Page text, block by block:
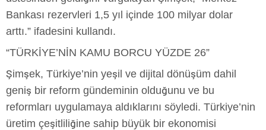
Bankası rezervleri 1,5 yıl içinde 100 milyar dolar
arttı.” ifadesini kullandı.
“TÜRKİYE’NİN KAMU BORCU YÜZDE 26”
Şimşek, Türkiye’nin yeşil ve dijital dönüşüm dahil
geniş bir reform gündeminin olduğunu ve bu
reformları uygulamaya aldıklarını söyledi. Türkiye’nin
üretim çeşitliliğine sahip büyük bir ekonomisi